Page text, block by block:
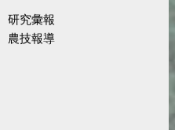
研究彙報
農技報導